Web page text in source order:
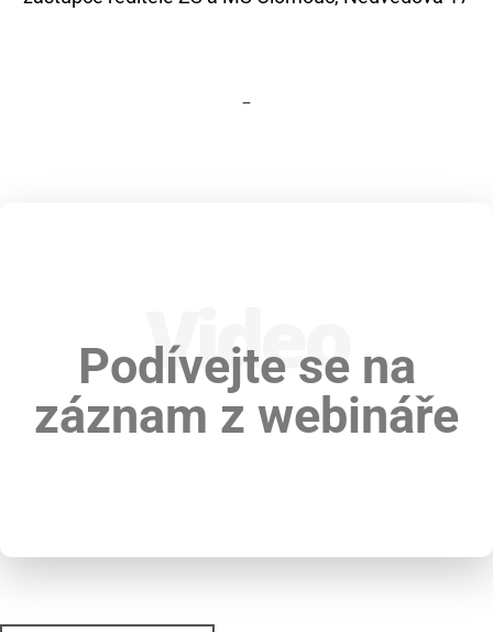
–
Video
Podívejte se na
záznam z webináře